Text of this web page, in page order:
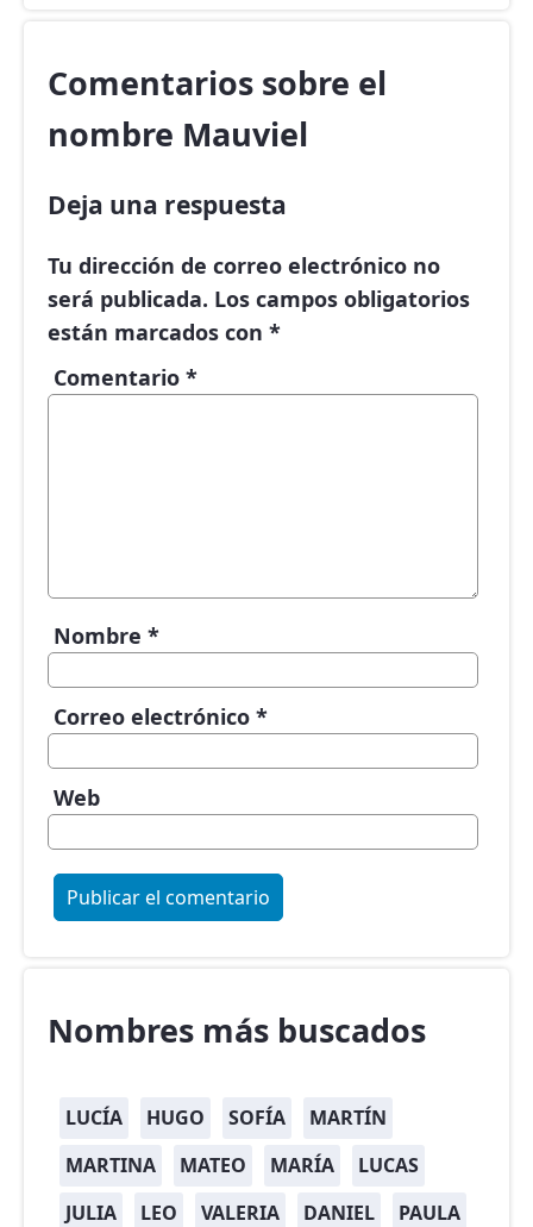
Comentarios sobre el
nombre Mauviel
Deja una respuesta
Tu dirección de correo electrónico no
será publicada. Los campos obligatorios
están marcados con *
Comentario *
Nombre *
Correo electrónico *
Web
Nombres más buscados
LUCÍA HUGO SOFÍA
MARTÍN
MARTINA
MATEO MARÍA
LUCAS
JULIA
LEO VALERIA DANIEL PAULA